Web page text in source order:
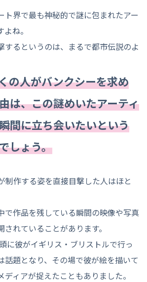
ト界で最も神秘的で謎に包まれたアー
ね。
するというのは、まるで都市伝説のよ
の人がバンクシーを求め
は、この謎めいたアーティ
間に立ち会いたいという
しょう。
制作する姿を直接目撃した人はほと
で作品を残している瞬間の映像や写真
れていることがあります。
に彼がイギリス・ブリストルで行っ
話題となり、その場で彼が絵を描いて
ディアが捉えたこともありました。